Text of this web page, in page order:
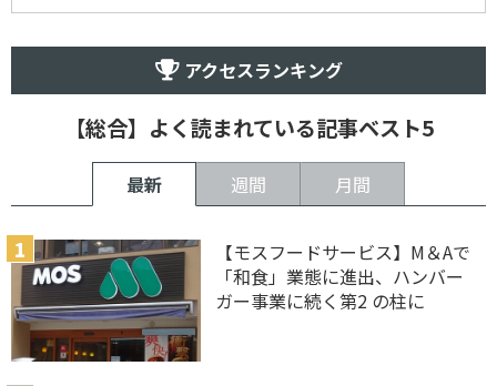
アクセスランキング
【総合】よく読まれている記事ベスト5
最新 週間 月間
【モスフードサービス】M＆Aで
「和食」業態に進出、ハンバー
ガー事業に続く第2 の柱に